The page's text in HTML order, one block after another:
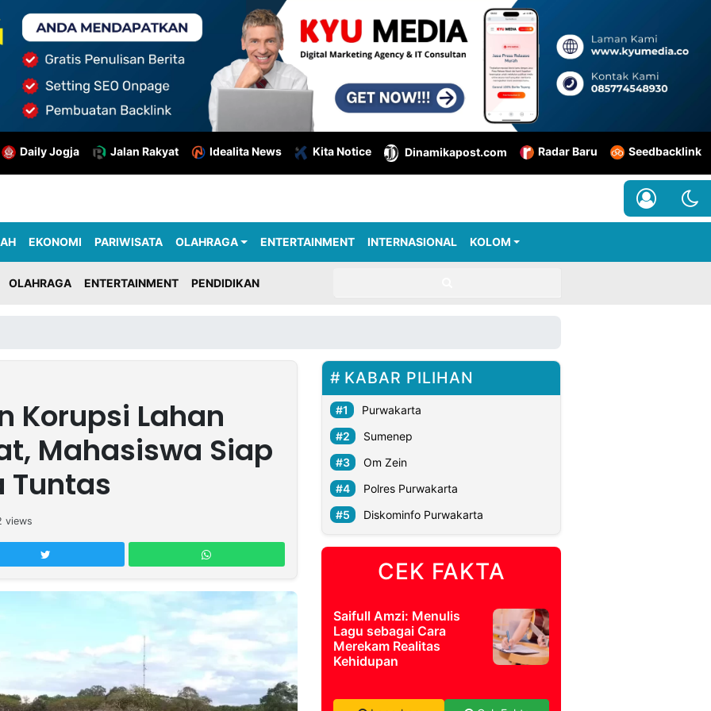
Daily Jogja Jalan Rakyat Idealita News Kita Notice Dinamikapost.com Radar Baru Seedbacklink
EKONOMI PARIWISATA OLAHRAGA ENTERTAINMENT INTERNASIONAL KOLOM
OLAHRAGA ENTERTAINMENT PENDIDIKAN
Korupsi Lahan
Mahasiswa Siap
Tuntas
views
KABAR PILIHAN
Purwakarta
Sumenep
Om Zein
Polres Purwakarta
Diskominfo Purwakarta
CEK FAKTA
Saifull Amzi: Menulis
Lagu sebagai Cara
Merekam Realitas
Kehidupan